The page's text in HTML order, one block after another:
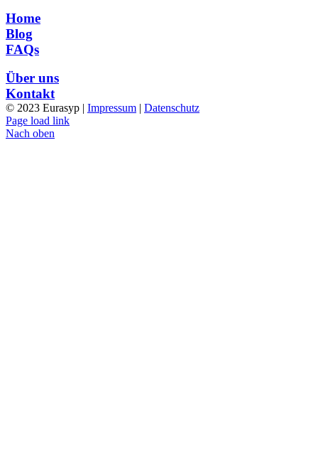
Home
Blog
FAQs
Über uns
Kontakt
© 2023 Eurasyp | Impressum | Datenschutz
Page load link
Nach oben